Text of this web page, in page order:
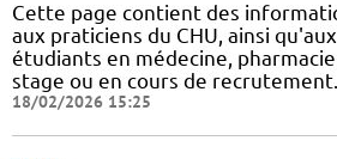
Cette page contient des
aux praticiens du CHU, ainsi
étudiants en médecine,
stage ou en cours de
18/02/2026 15:25